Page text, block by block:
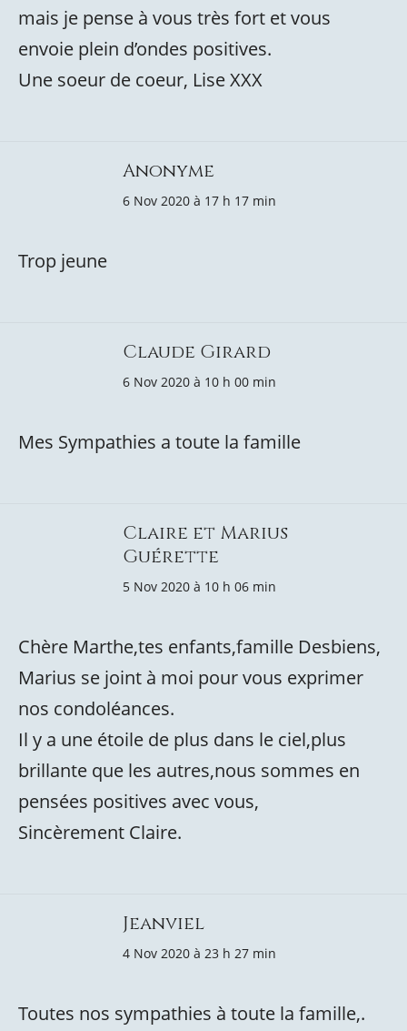
mais je pense à vous très fort et vous
envoie plein d’ondes positives.
Une soeur de coeur, Lise XXX
Anonyme
6 Nov 2020 à 17 h 17 min
Trop jeune
Claude Girard
6 Nov 2020 à 10 h 00 min
Mes Sympathies a toute la famille
Claire et Marius
Guérette
5 Nov 2020 à 10 h 06 min
Chère Marthe,tes enfants,famille Desbiens,
Marius se joint à moi pour vous exprimer
nos condoléances.
Il y a une étoile de plus dans le ciel,plus
brillante que les autres,nous sommes en
pensées positives avec vous,
Sincèrement Claire.
Jeanviel
4 Nov 2020 à 23 h 27 min
Toutes nos sympathies à toute la famille,.